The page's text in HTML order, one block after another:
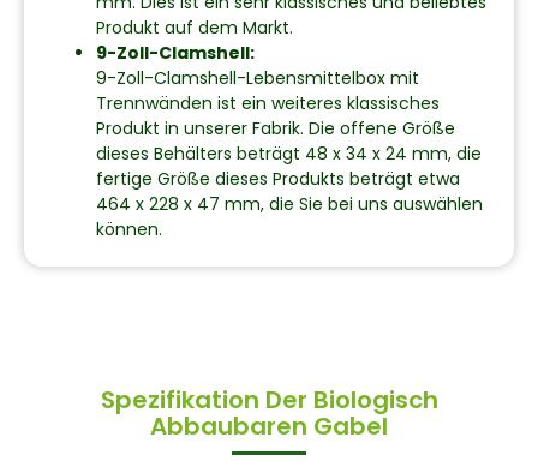
Produkt auf dem Markt.
9-Zoll-Clamshell:
9-Zoll-Clamshell-Lebensmittelbox mit
Trennwänden ist ein weiteres klassisches
Produkt in unserer Fabrik. Die offene Größe
dieses Behälters beträgt 48 x 34 x 24 mm, die
fertige Größe dieses Produkts beträgt etwa
464 x 228 x 47 mm, die Sie bei uns auswählen
können.
Spezifikation Der Biologisch
Abbaubaren Gabel